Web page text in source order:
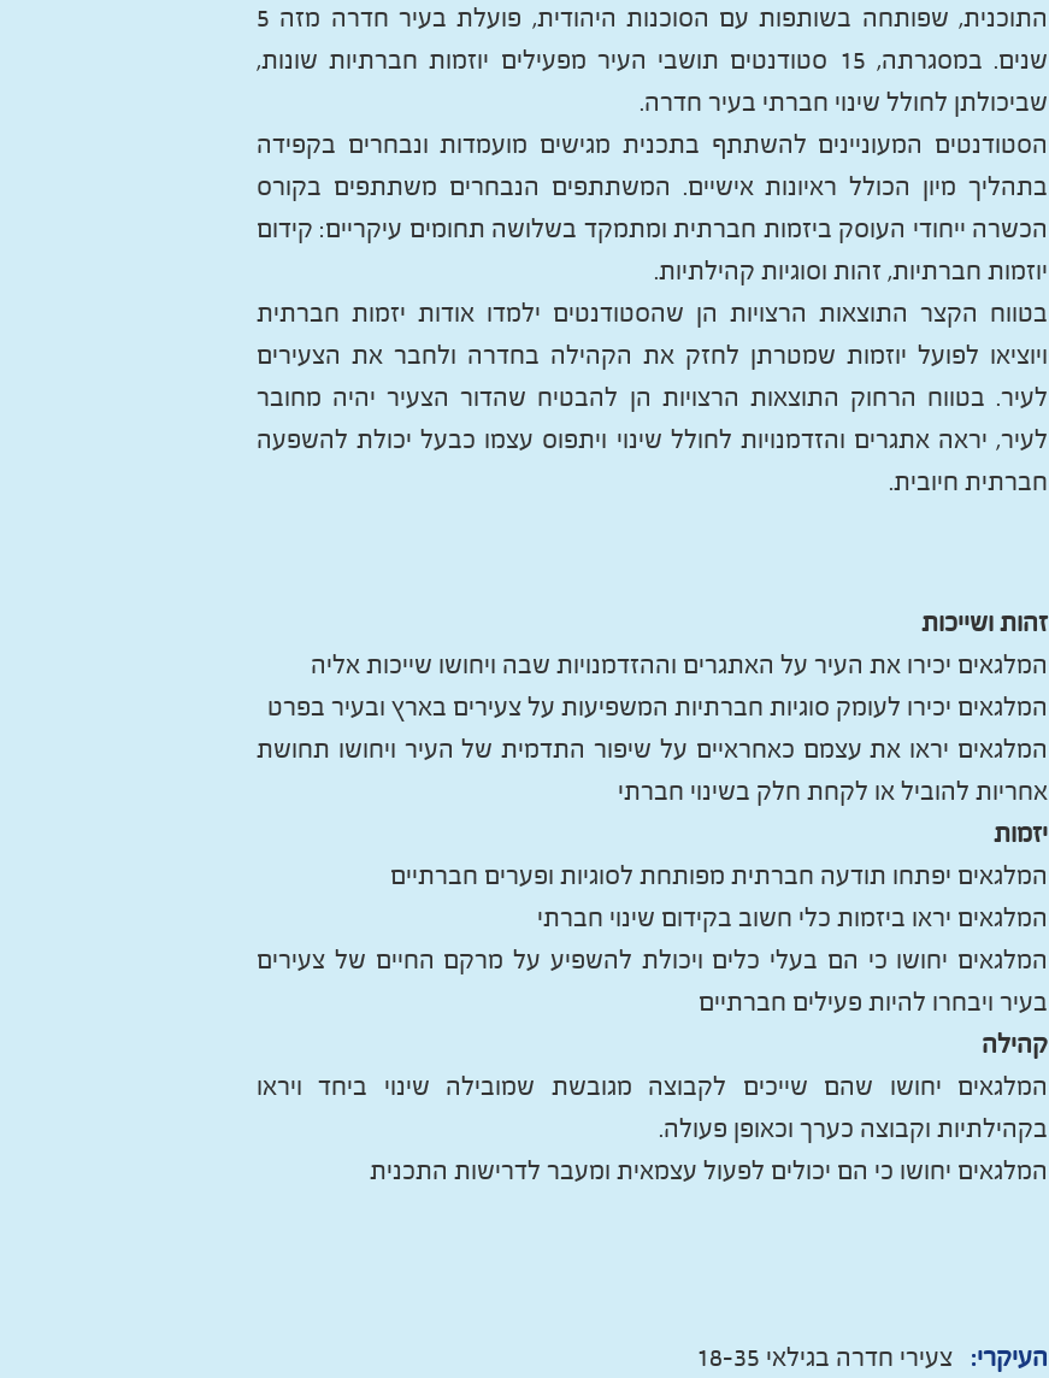
התוכנית, שפותחה בשותפות עם הסוכנות היהודית, פועלת בעיר חדרה מזה 5
שנים. במסגרתה, 15 סטודנטים תושבי העיר מפעילים יוזמות חברתיות שונות,
שביכולתן לחולל שינוי חברתי בעיר חדרה.
הסטודנטים המעוניינים להשתתף בתכנית מגישים מועמדות ונבחרים בקפידה
בתהליך מיון הכולל ראיונות אישיים. המשתתפים הנבחרים משתתפים בקורס
הכשרה ייחודי העוסק ביזמות חברתית ומתמקד בשלושה תחומים עיקריים: קידום
יוזמות חברתיות, זהות וסוגיות קהילתיות.
בטווח הקצר התוצאות הרצויות הן שהסטודנטים ילמדו אודות יזמות חברתית
ויוציאו לפועל יוזמות שמטרתן לחזק את הקהילה בחדרה ולחבר את הצעירים
לעיר. בטווח הרחוק התוצאות הרצויות הן להבטיח שהדור הצעיר יהיה מחובר
לעיר, יראה אתגרים והזדמנויות לחולל שינוי ויתפוס עצמו כבעל יכולת להשפעה
חברתית חיובית.
זהות ושייכות
המלגאים יכירו את העיר על האתגרים וההזדמנויות שבה ויחושו שייכות אליה
המלגאים יכירו לעומק סוגיות חברתיות המשפיעות על צעירים בארץ ובעיר בפרט
המלגאים יראו את עצמם כאחראיים על שיפור התדמית של העיר ויחושו תחושת
אחריות להוביל או לקחת חלק בשינוי חברתי
יזמות
המלגאים יפתחו תודעה חברתית מפותחת לסוגיות ופערים חברתיים
המלגאים יראו ביזמות כלי חשוב בקידום שינוי חברתי
המלגאים יחושו כי הם בעלי כלים ויכולת להשפיע על מרקם החיים של צעירים
בעיר ויבחרו להיות פעילים חברתיים
קהילה
המלגאים יחושו שהם שייכים לקבוצה מגובשת שמובילה שינוי ביחד ויראו
בקהילתיות וקבוצה כערך וכאופן פעולה.
המלגאים יחושו כי הם יכולים לפעול עצמאית ומעבר לדרישות התכנית
צעירי חדרה בגילאי 18-35 העיקרי: